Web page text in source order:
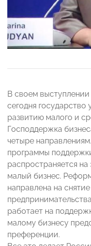
В своем
сегодня
развитию малого и
Господдержка
четыре
программы
распространяется
малый бизнес.
направлена на
работает на
малому бизнесу
преференции.